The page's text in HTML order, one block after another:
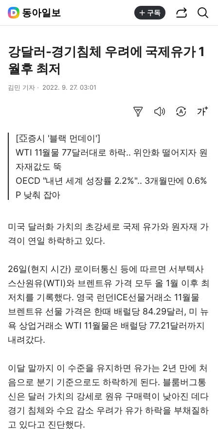
동아일보 구독
강달러-경기침체 우려에 국제유가 1
월후 최저
김민 기자 2022. 9. 27. 03:01
[亞증시 '블랙 먼데이']
WTI 11월물 77달러대로 하락.. 위안화 떨어지자 원
자재값도 뚝
OECD "내년 세계 성장률 2.2%".. 3개월만에 0.6%
P 낮춰 잡아
미국 달러화 가치의 초강세로 국제 유가와 원자재 가
격이 연일 하락하고 있다.
26일(현지 시간) 로이터통신 등에 따르면 서부텍사
스산원유(WTI)와 브렌트유 가격 모두 올 1월 이후 최
저치를 기록했다. 영국 런던ICE선물거래소 11월물
브렌트유 선물 가격은 한때 배럴당 84.29달러, 미 뉴
욕 상업거래소 WTI 11월물은 배럴당 77.21달러까지
내려갔다.
이달 말까지 이 수준을 유지하면 유가는 2년 만에 처
음으로 분기 기준으로도 하락하게 된다. 블룸버그통
신은 달러 가치의 강세로 원유 구매력이 낮아진 데다
경기 침체와 수요 감소 우려가 유가 하락을 부채질하
고 있다고 진단했다.